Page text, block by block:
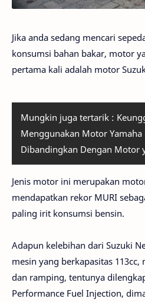
Jika anda sedang mencari
konsumsi bahan bakar, motor
pertama kali adalah motor
Mungkin juga tertarik :
Menggunakan Motor Yamaha
Dibandingkan Dengan Motor
Jenis motor ini merupakan
mendapatkan rekor MURI
paling irit konsumsi bensin.
Adapun kelebihan dari Suzuki
mesin yang berkapasitas
dan ramping, tentunya
Performance Fuel Injection,